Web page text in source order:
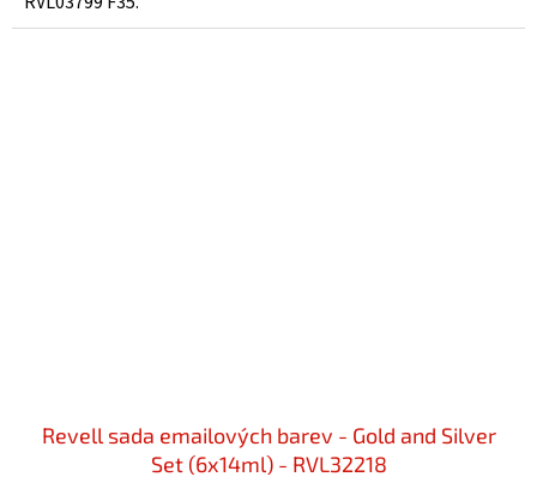
Revell sada emailových barev - Gold and Silver
Set (6x14ml) - RVL32218